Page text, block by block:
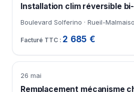
Installation clim réversible
Boulevard Solferino · Rueil-
2 685 €
26 mai
Remplacement mécanisme